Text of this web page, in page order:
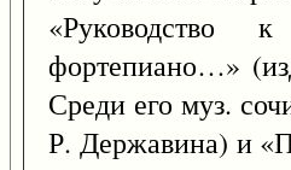
«Руководство
фортепиано…»
Среди его муз.
Р. Державина) и